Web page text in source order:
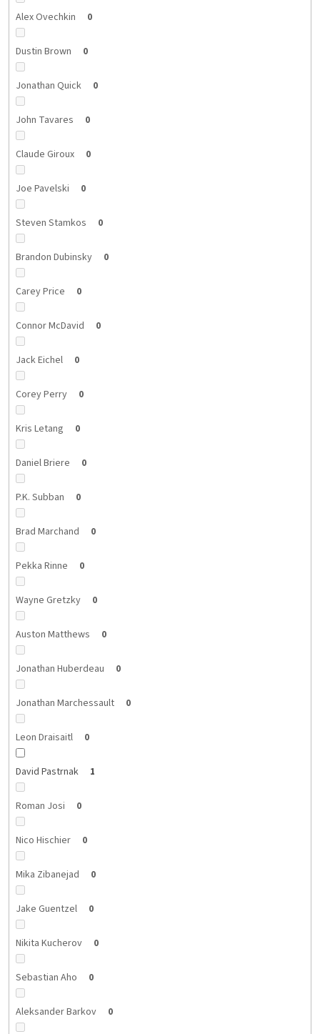
Alex Ovechkin 0
Dustin Brown 0
Jonathan Quick 0
John Tavares 0
Claude Giroux 0
Joe Pavelski 0
Steven Stamkos 0
Brandon Dubinsky 0
Carey Price 0
Connor McDavid 0
Jack Eichel 0
Corey Perry 0
Kris Letang 0
Daniel Briere 0
P.K. Subban 0
Brad Marchand 0
Pekka Rinne 0
Wayne Gretzky 0
Auston Matthews 0
Jonathan Huberdeau 0
Jonathan Marchessault 0
Leon Draisaitl 0
David Pastrnak 1
Roman Josi 0
Nico Hischier 0
Mika Zibanejad 0
Jake Guentzel 0
Nikita Kucherov 0
Sebastian Aho 0
Aleksander Barkov 0